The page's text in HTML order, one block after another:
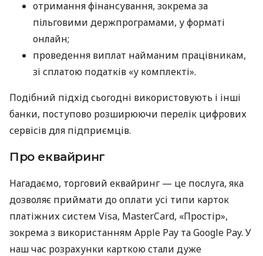
отримання фінансування, зокрема за
пільговими держпрограмами, у форматі
онлайн;
проведення виплат найманим працівникам,
зі сплатою податків «у комплекті».
Подібний підхід сьогодні використовують і інші
банки, поступово розширюючи перелік цифрових
сервісів для підприємців.
Про еквайринг
Нагадаємо, торговий еквайринг — це послуга, яка
дозволяє приймати до оплати усі типи карток
платіжних систем Visa, MasterCard, «Простір»,
зокрема з використанням Apple Pay та Google Pay. У
наш час розрахунки карткою стали дуже